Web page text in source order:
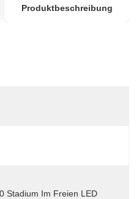
Produktbeschreibung
Stadium Im Freien LED